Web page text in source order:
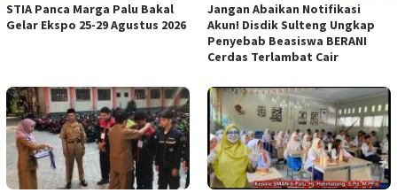
STIA Panca Marga Palu Bakal
Gelar Ekspo 25-29 Agustus 2026
Jangan Abaikan Notifikasi
Akun! Disdik Sulteng Ungkap
Penyebab Beasiswa BERANI
Cerdas Terlambat Cair